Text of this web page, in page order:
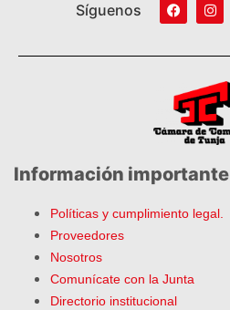
Síguenos
Información importante
Políticas y cumplimiento legal.
Proveedores
Nosotros
Comunícate con la Junta
Directorio institucional